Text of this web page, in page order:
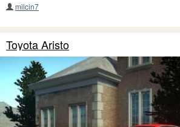
milcin7
Toyota Aristo